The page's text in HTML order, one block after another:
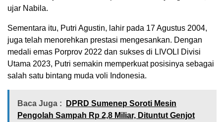
ujar Nabila.
Sementara itu, Putri Agustin, lahir pada 17 Agustus 2004,
juga telah menorehkan prestasi mengesankan. Dengan
medali emas Porprov 2022 dan sukses di LIVOLI Divisi
Utama 2023, Putri semakin memperkuat posisinya sebagai
salah satu bintang muda voli Indonesia.
Baca Juga :
DPRD Sumenep Soroti Mesin
Pengolah Sampah Rp 2,8 Miliar, Dituntut Genjot